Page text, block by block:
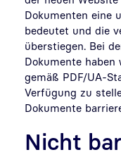
Dokumenten eine
bedeutet und die
überstiegen. Bei
Dokumente
gemäß PDF/UA-
Verfügung zu
Dokumente
Nicht